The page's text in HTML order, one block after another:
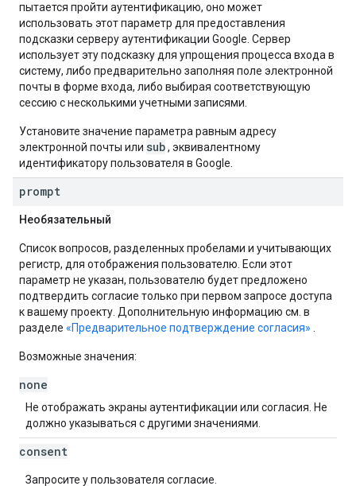
пытается пройти аутентификацию, оно может
использовать этот параметр для предоставления
подсказки серверу аутентификации Google. Сервер
использует эту подсказку для упрощения процесса входа в
систему, либо предварительно заполняя поле электронной
почты в форме входа, либо выбирая соответствующую
сессию с несколькими учетными записями.
Установите значение параметра равным адресу
электронной почты или sub, эквивалентному
идентификатору пользователя в Google.
prompt
Необязательный
Список вопросов, разделенных пробелами и учитывающих
регистр, для отображения пользователю. Если этот
параметр не указан, пользователю будет предложено
подтвердить согласие только при первом запросе доступа
к вашему проекту. Дополнительную информацию см. в
разделе «Предварительное подтверждение согласия»
Возможные значения:
none
Не отображать экраны аутентификации или согласия. Не
должно указываться с другими значениями.
consent
Запросите у пользователя согласие.